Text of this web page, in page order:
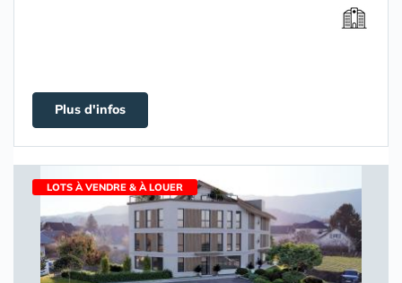
Plus d'infos
LOTS À VENDRE & À LOUER